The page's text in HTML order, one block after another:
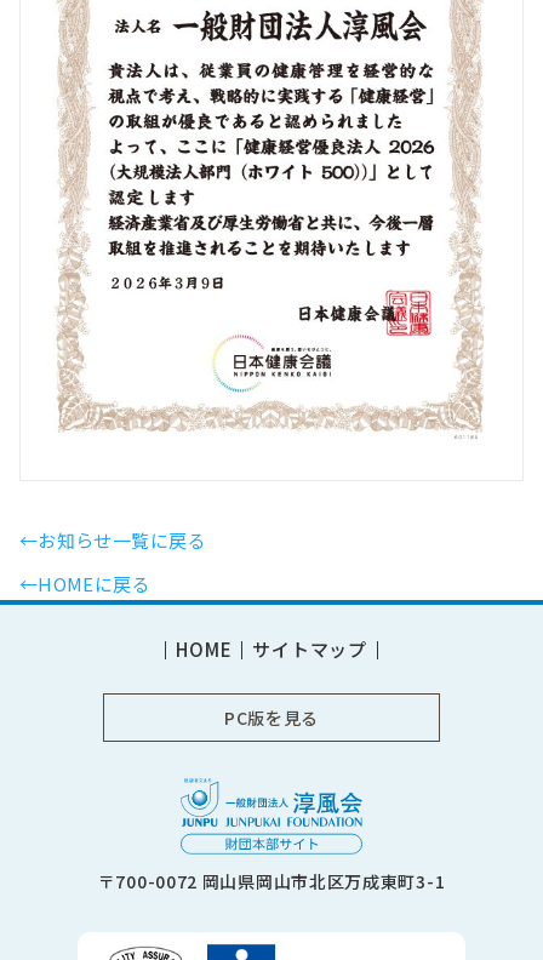
←お知らせ一覧に戻る
←HOMEに戻る
HOME サイトマップ
PC版を見る
〒700-0072 岡山県岡山市北区万成東町3-1